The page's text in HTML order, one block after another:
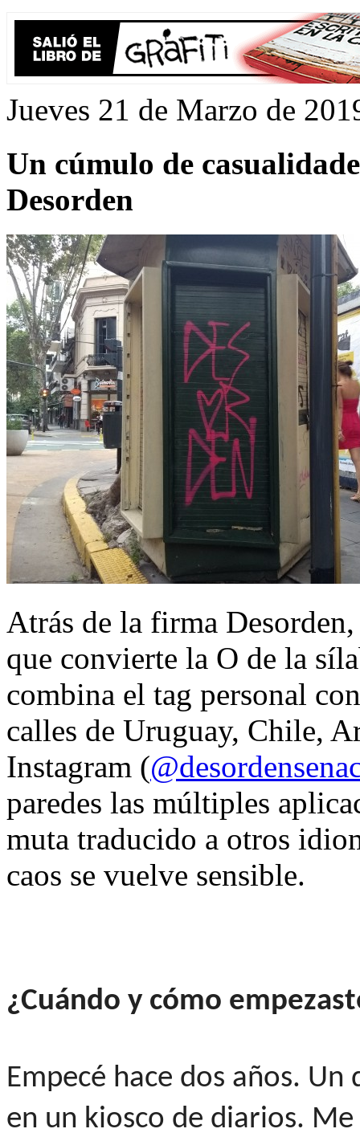
Jueves 21 de Marzo de
Un cúmulo de
Desorden
Atrás de la firma
que convierte la O de la
combina el tag personal
calles de Uruguay, Chile,
Instagram (
paredes las múltiples
muta traducido a otros
caos se vuelve sensible.
¿Cuándo y cómo
Empecé hace dos años.
en un kiosco de diarios.